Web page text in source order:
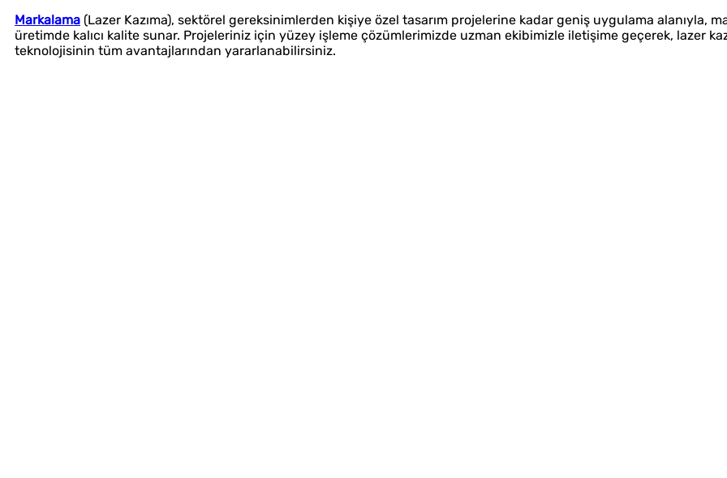
Markalama (Lazer Kazıma), sektörel gereksinimlerden kişiye özel tasarım projelerine kadar geniş uygulama alanıyla,
üretimde kalıcı kalite sunar. Projeleriniz için yüzey işleme çözümlerimizde uzman ekibimizle iletişime geçerek, lazer
teknolojisinin tüm avantajlarından yararlanabilirsiniz.